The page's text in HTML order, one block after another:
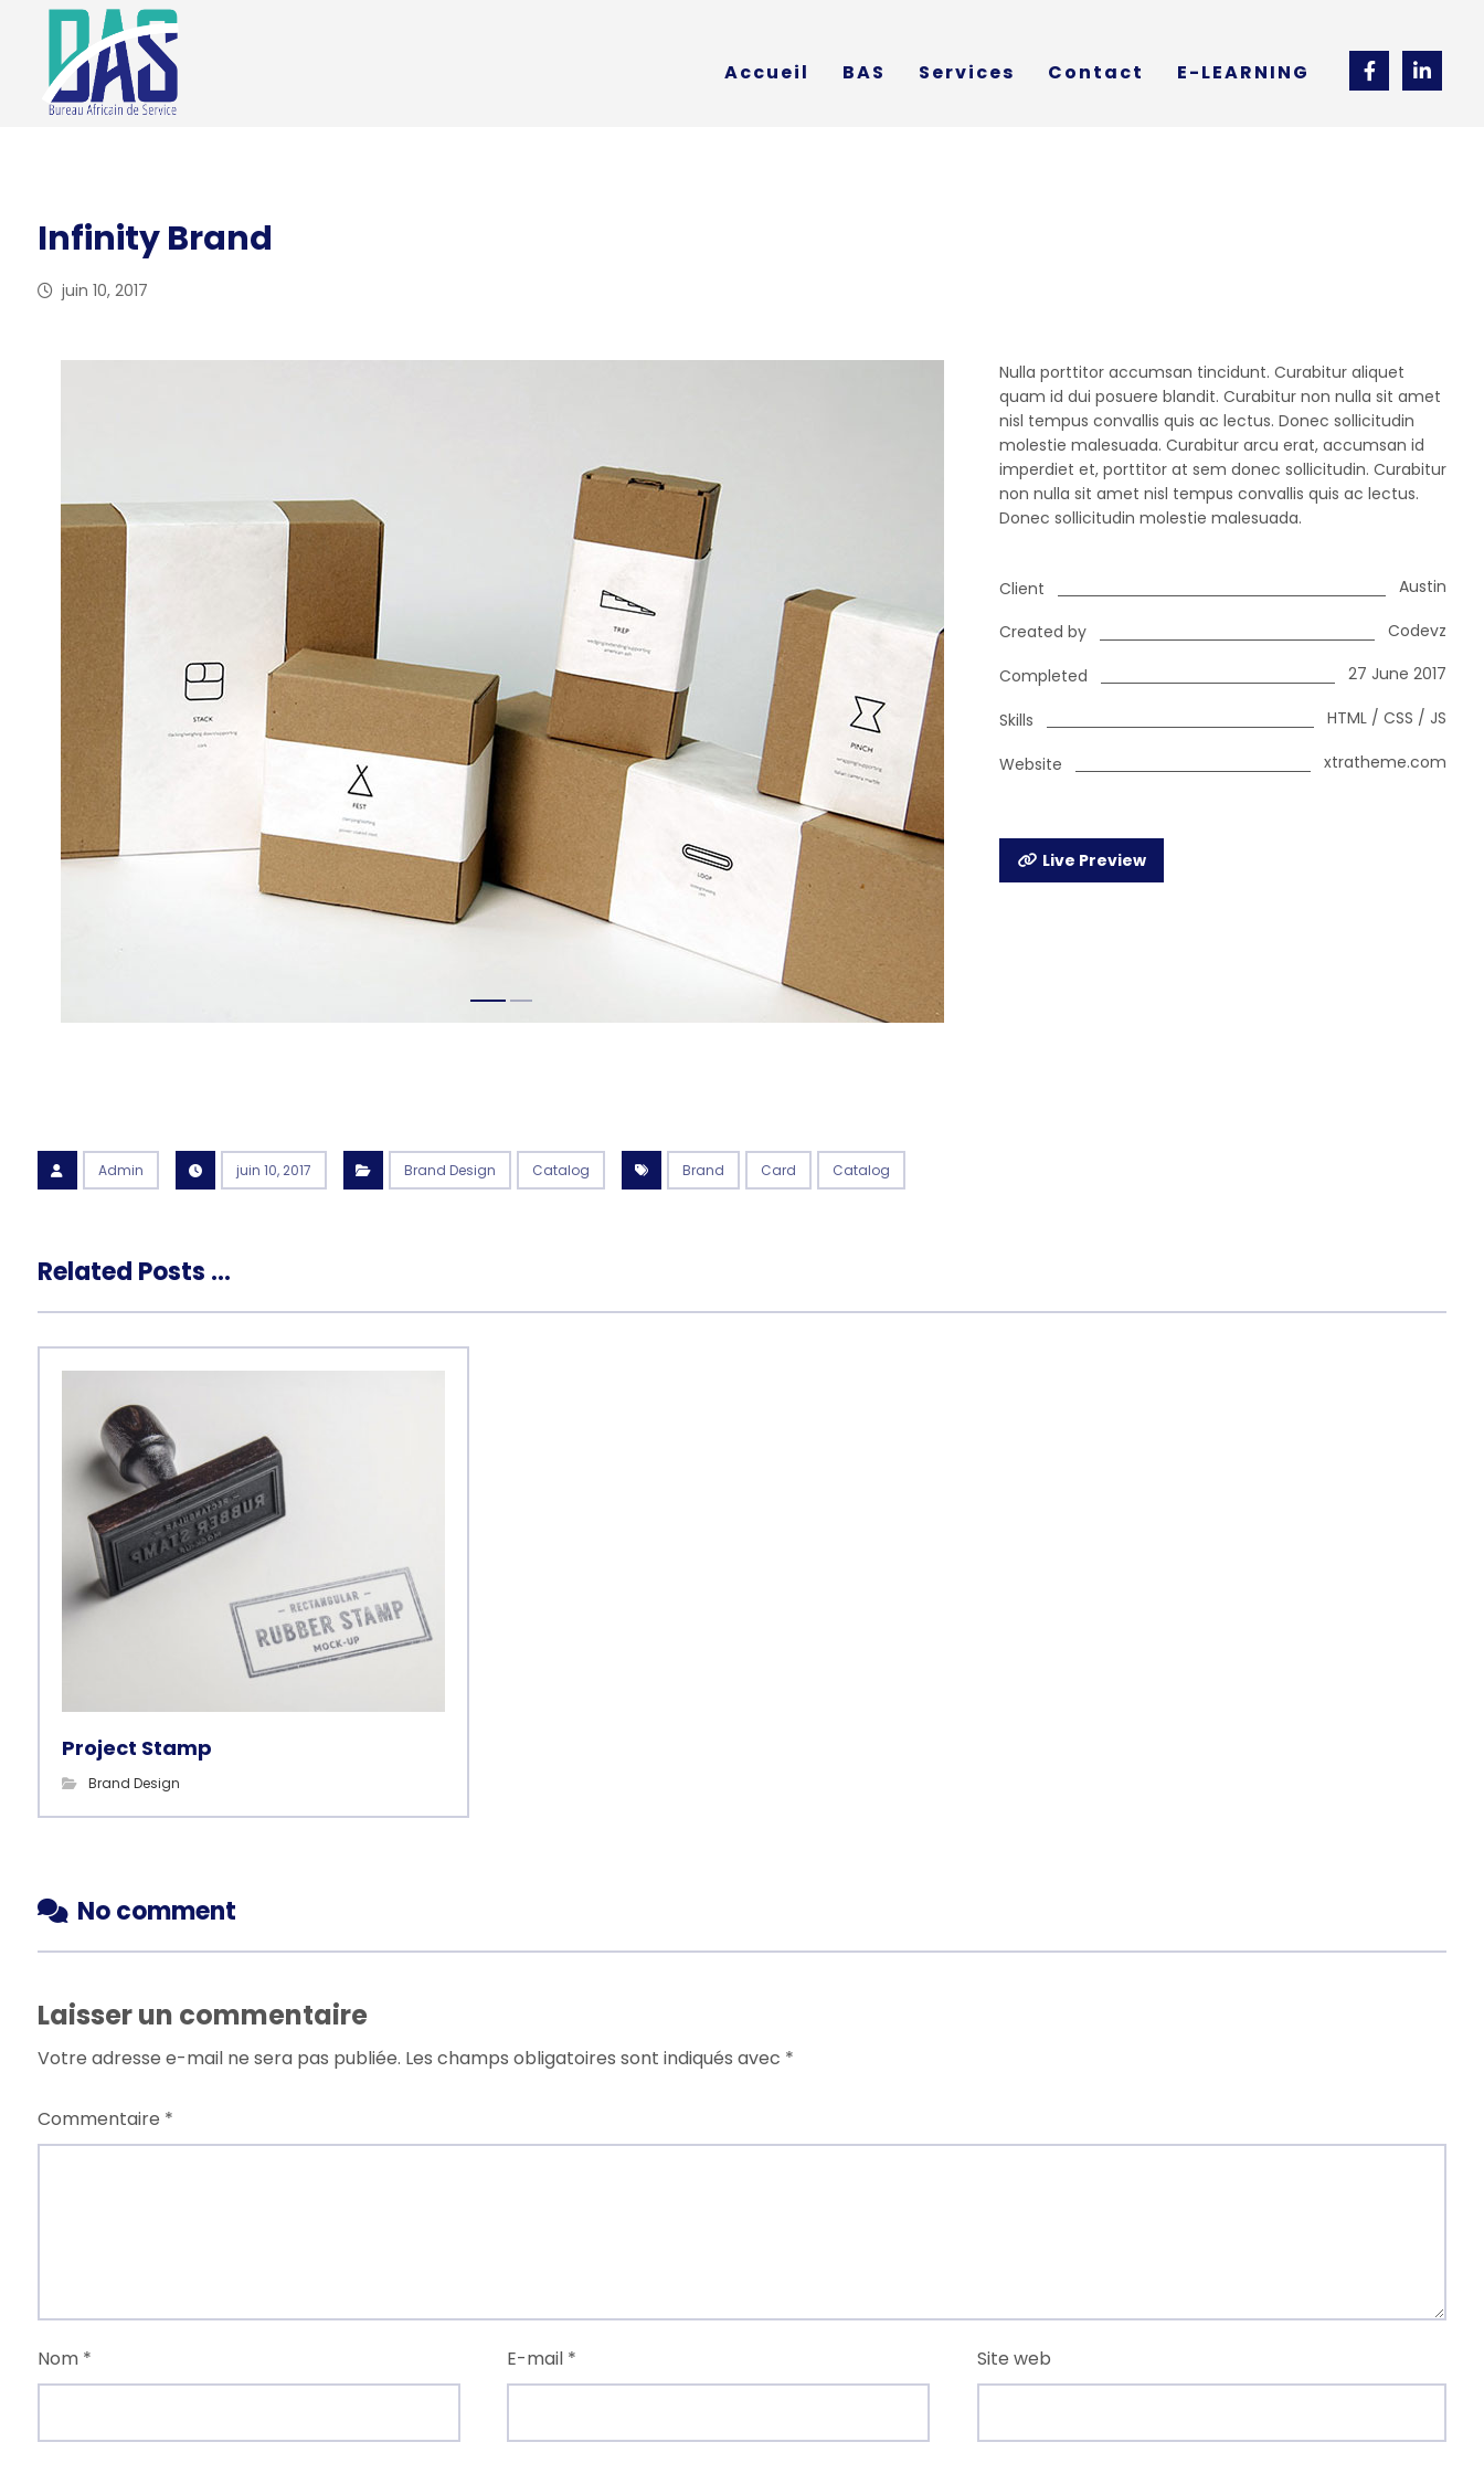
Accueil BAS Services Contact E-LEARNING
Infinity Brand
juin 10, 2017
Nulla porttitor accumsan tincidunt. Curabitur aliquet
quam id dui posuere blandit. Curabitur non nulla sit amet
nisl tempus convallis quis ac lectus. Donec sollicitudin
molestie malesuada. Curabitur arcu erat, accumsan id
imperdiet et, porttitor at sem donec sollicitudin. Curabitur
non nulla sit amet nisl tempus convallis quis ac lectus.
Donec sollicitudin molestie malesuada.
Client Austin
Created by Codevz
Completed 27 June 2017
Skills HTML / CSS / JS
Website xtratheme.com
Live Preview
Admin juin 10, 2017 Brand Design Catalog Brand Card Catalog
Related Posts ...
Project Stamp
Brand Design
No comment
Laisser un commentaire
Votre adresse e-mail ne sera pas publiée. Les champs obligatoires sont indiqués avec *
Commentaire *
Nom * E-mail * Site web